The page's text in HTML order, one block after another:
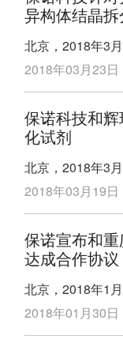
色。此外，核苷
cGMP），或者
而参与酶反应。
磷酸根构成。核
异构体结晶
北京，2018年3
体/非对映异构体
效液相色谱法）
旋化合物有显著
合物的需求量从
拆分手性化合物
如羧基或氨基，
2018年03月23日
保诺科技和
化试剂
北京，2018年3
同研发出AISF（
合物在化学生物
氟磺酰化合物的
这种无色无味的
容器储存，且使
此这种具有很高
2018年03月19日
保诺宣布和
达成合作协议
北京，2018年1
腾制药科技股份
2018年01月30日